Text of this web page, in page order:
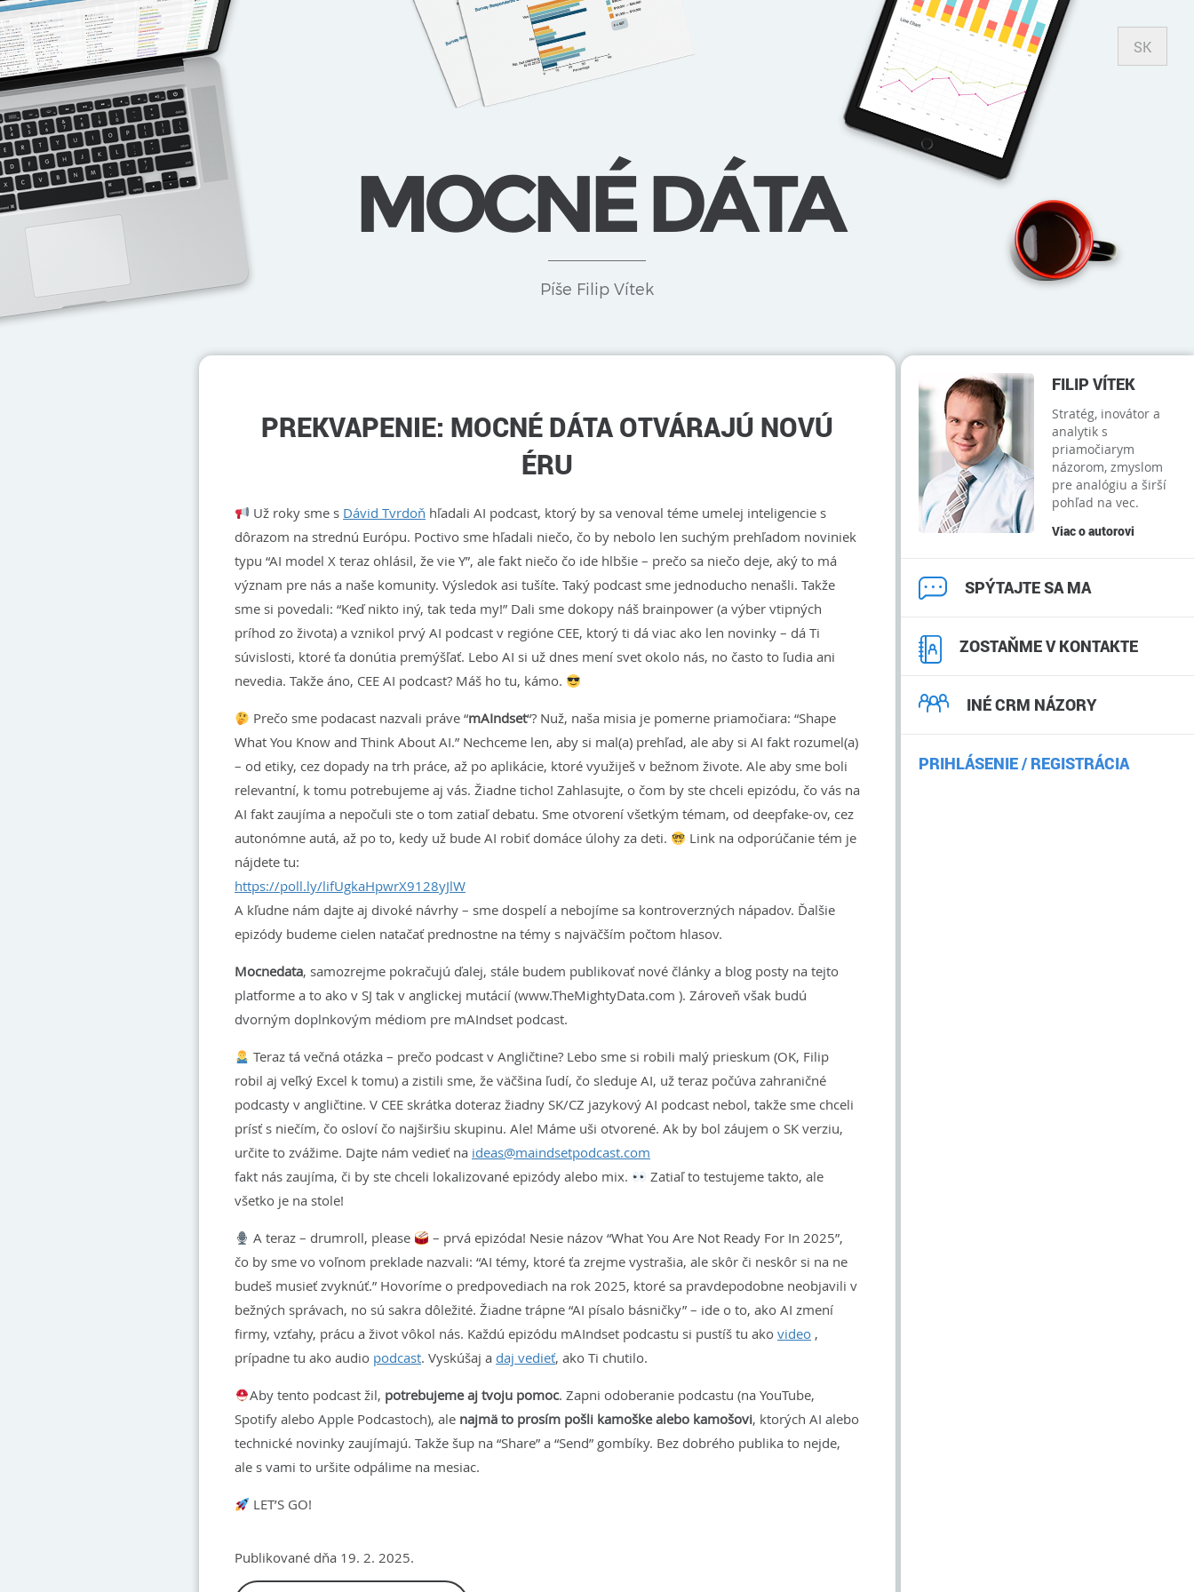
MOCNÉ DÁTA
Píše Filip Vítek
SK
PREKVAPENIE: MOCNÉ DÁTA OTVÁRAJÚ NOVÚ
ÉRU
Už roky sme s Dávid Tvrdoň hľadali AI podcast, ktorý by sa venoval téme umelej inteligencie s
dôrazom na strednú Európu. Poctivo sme hľadali niečo, čo by nebolo len suchým prehľadom noviniek
typu “AI model X teraz ohlásil, že vie Y”, ale fakt niečo čo ide hlbšie – prečo sa niečo deje, aký to má
význam pre nás a naše komunity. Výsledok asi tušíte. Taký podcast sme jednoducho nenašli. Takže
sme si povedali: “Keď nikto iný, tak teda my!” Dali sme dokopy náš brainpower (a výber vtipných
príhod zo života) a vznikol prvý AI podcast v regióne CEE, ktorý ti dá viac ako len novinky – dá Ti
súvislosti, ktoré ťa donútia premýšľať. Lebo AI si už dnes mení svet okolo nás, no často to ľudia ani
nevedia. Takže áno, CEE AI podcast? Máš ho tu, kámo.
Prečo sme podacast nazvali práve “mAIndset“? Nuž, naša misia je pomerne priamočiara: “Shape
What You Know and Think About AI.” Nechceme len, aby si mal(a) prehľad, ale aby si AI fakt rozumel(a)
– od etiky, cez dopady na trh práce, až po aplikácie, ktoré využiješ v bežnom živote. Ale aby sme boli
relevantní, k tomu potrebujeme aj vás. Žiadne ticho! Zahlasujte, o čom by ste chceli epizódu, čo vás na
AI fakt zaujíma a nepočuli ste o tom zatiaľ debatu. Sme otvorení všetkým témam, od deepfake-ov, cez
autonómne autá, až po to, kedy už bude AI robiť domáce úlohy za deti.
Link na odporúčanie tém je
nájdete tu:
https://poll.ly/lifUgkaHpwrX9128yJlW
A kľudne nám dajte aj divoké návrhy – sme dospelí a nebojíme sa kontroverzných nápadov. Ďalšie
epizódy budeme cielen natačať prednostne na témy s najväčším počtom hlasov.
Mocnedata, samozrejme pokračujú ďalej, stále budem publikovať nové články a blog posty na tejto
platforme a to ako v SJ tak v anglickej mutácií (www.TheMightyData.com ). Zároveň však budú
dvorným doplnkovým médiom pre mAIndset podcast.
Teraz tá večná otázka – prečo podcast v Angličtine? Lebo sme si robili malý prieskum (OK, Filip
robil aj veľký Excel k tomu) a zistili sme, že väčšina ľudí, čo sleduje AI, už teraz počúva zahraničné
podcasty v angličtine. V CEE skrátka doteraz žiadny SK/CZ jazykový AI podcast nebol, takže sme chceli
prísť s niečím, čo osloví čo najširšiu skupinu. Ale! Máme uši otvorené. Ak by bol záujem o SK verziu,
určite to zvážime. Dajte nám vedieť na ideas@maindsetpodcast.com
fakt nás zaujíma, či by ste chceli lokalizované epizódy alebo mix.
Zatiaľ to testujeme takto, ale
všetko je na stole!
A teraz – drumroll, please
– prvá epizóda! Nesie názov “What You Are Not Ready For In 2025”,
čo by sme vo voľnom preklade nazvali: “AI témy, ktoré ťa zrejme vystrašia, ale skôr či neskôr si na ne
budeš musieť zvyknúť.” Hovoríme o predpovediach na rok 2025, ktoré sa pravdepodobne neobjavili v
bežných správach, no sú sakra dôležité. Žiadne trápne “AI písalo básničky” – ide o to, ako AI zmení
firmy, vzťahy, prácu a život vôkol nás. Každú epizódu mAIndset podcastu si pustíš tu ako video ,
prípadne tu ako audio podcast. Vyskúšaj a daj vedieť, ako Ti chutilo.
Aby tento podcast žil, potrebujeme aj tvoju pomoc. Zapni odoberanie podcastu (na YouTube,
Spotify alebo Apple Podcastoch), ale najmä to prosím pošli kamoške alebo kamošovi, ktorých AI alebo
technické novinky zaujímajú. Takže šup na “Share” a “Send” gombíky. Bez dobrého publika to nejde,
ale s vami to uršite odpálime na mesiac.
LET’S GO!
Publikované dňa 19. 2. 2025.
FILIP VÍTEK
Stratég, inovátor a
analytik s
priamočiarym
názorom, zmyslom
pre analógiu a širší
pohľad na vec.
Viac o autorovi
SPÝTAJTE SA MA
ZOSTAŇME V KONTAKTE
INÉ CRM NÁZORY
PRIHLÁSENIE / REGISTRÁCIA